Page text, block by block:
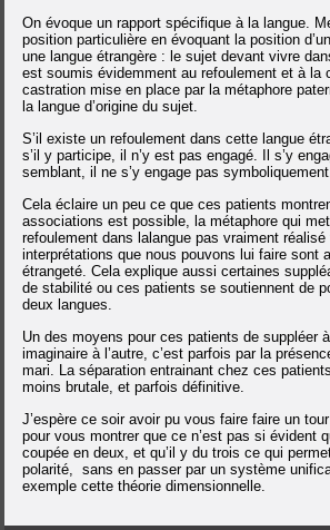
On évoque un rapport spécifique à la langue.
position particulière en évoquant la position
une langue étrangère : le sujet devant vivre
est soumis évidemment au refoulement et à la
castration mise en place par la métaphore
la langue d’origine du sujet.
S’il existe un refoulement dans cette langue
s’il y participe, il n’y est pas engagé. Il s’y
semblant, il ne s’y engage pas symboliquement.
Cela éclaire un peu ce que ces patients
associations est possible, la métaphore qui
refoulement dans lalangue pas vraiment
interprétations que nous pouvons lui faire sont
étrangeté. Cela explique aussi certaines
de stabilité ou ces patients se soutiennent de
deux langues.
Un des moyens pour ces patients de suppléer
imaginaire à l’autre, c’est parfois par la
mari. La séparation entrainant chez ces
moins brutale, et parfois définitive.
J’espère ce soir avoir pu vous faire faire un
pour vous montrer que ce n’est pas si évident
coupée en deux, et qu’il y du trois ce qui
polarité, sans en passer par un système
exemple cette théorie dimensionnelle.